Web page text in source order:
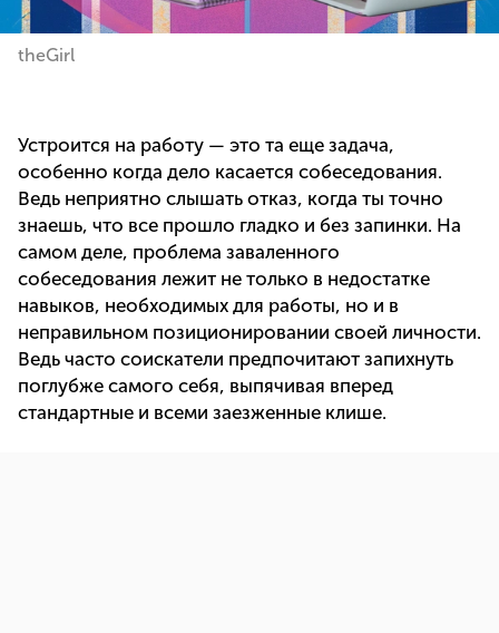
theGirl
Устроится на работу — это та еще задача,
особенно когда дело касается собеседования.
Ведь неприятно слышать отказ, когда ты точно
знаешь, что все прошло гладко и без запинки. На
самом деле, проблема заваленного
собеседования лежит не только в недостатке
навыков, необходимых для работы, но и в
неправильном позиционировании своей личности.
Ведь часто соискатели предпочитают запихнуть
поглубже самого себя, выпячивая вперед
стандартные и всеми заезженные клише.